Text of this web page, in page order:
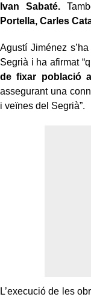
Ivan Sabaté.
Portella, Carles
Agustí Jiménez
Segrià i ha afirmat
de fixar població
assegurant una
i veïnes del Segrià”.
L’execució de les